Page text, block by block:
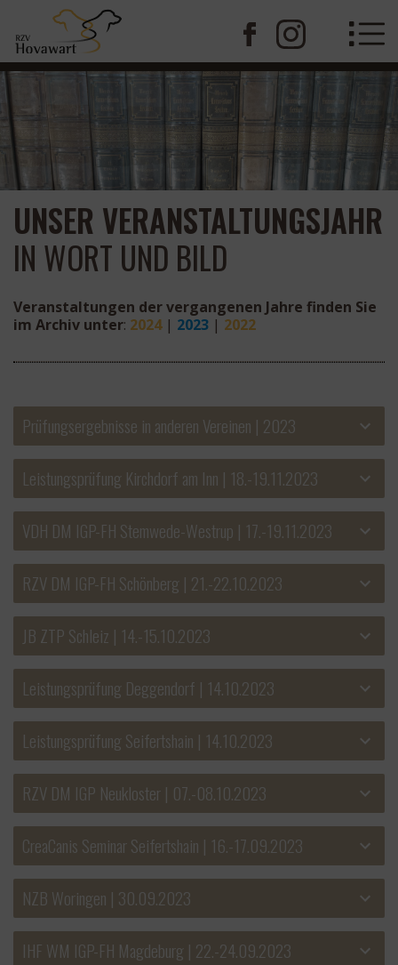
UNSER VERANSTALTUNGSJAHR
IN WORT UND BILD
Veranstaltungen der vergangenen Jahre finden Sie
im Archiv unter: 2024| 2023 | 2022
Prüfungsergebnisse in anderen Vereinen | 2023
Leistungsprüfung Kirchdorf am Inn | 18.-19.11.2023
VDH DM IGP-FH Stemwede-Westrup | 17.-19.11.2023
RZV DM IGP-FH Schönberg | 21.-22.10.2023
JB ZTP Schleiz | 14.-15.10.2023
Leistungsprüfung Deggendorf | 14.10.2023
Leistungsprüfung Seifertshain | 14.10.2023
RZV DM IGP Neukloster | 07.-08.10.2023
CreaCanis Seminar Seifertshain | 16.-17.09.2023
NZB Woringen | 30.09.2023
IHF WM IGP-FH Magdeburg | 22.-24.09.2023